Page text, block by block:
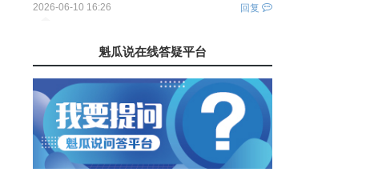
2026-06-10 16:26
回复
魁瓜说在线答疑平台